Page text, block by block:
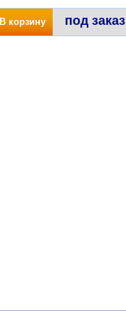
В корзину под заказ